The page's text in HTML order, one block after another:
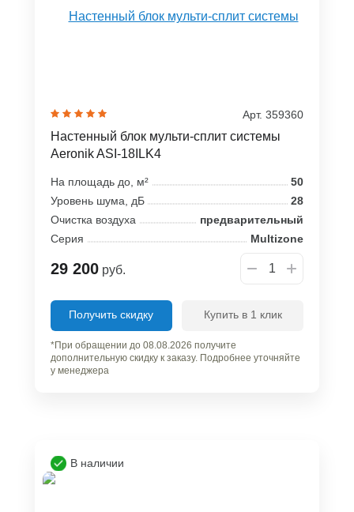
Арт. 359360
Настенный блок мульти-сплит системы
Aeronik ASI-18ILK4
На площадь до, м²
50
Уровень шума, дБ
28
Очистка воздуха
предварительный
Серия
Multizone
29 200 руб.
Получить скидку Купить в 1 клик
*При обращении до 08.08.2026 получите
дополнительную скидку к заказу. Подробнее уточняйте
у менеджера
В наличии